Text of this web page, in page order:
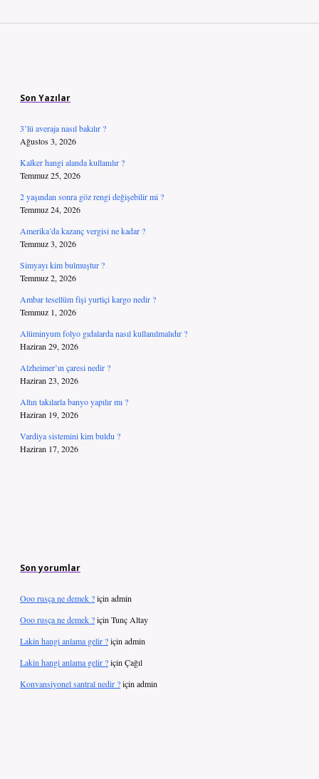
Son Yazılar
3’lü averaja nasıl bakılır ?
Ağustos 3, 2026
Kalker hangi alanda kullanılır ?
Temmuz 25, 2026
2 yaşından sonra göz rengi değişebilir mi ?
Temmuz 24, 2026
Amerika’da kazanç vergisi ne kadar ?
Temmuz 3, 2026
Simyayı kim bulmuştur ?
Temmuz 2, 2026
Ambar tesellüm fişi yurtiçi kargo nedir ?
Temmuz 1, 2026
Alüminyum folyo gıdalarda nasıl kullanılmalıdır ?
Haziran 29, 2026
Alzheimer’ın çaresi nedir ?
Haziran 23, 2026
Altın takılarla banyo yapılır mı ?
Haziran 19, 2026
Vardiya sistemini kim buldu ?
Haziran 17, 2026
Son yorumlar
Ooo rusça ne demek ?için admin
Ooo rusça ne demek ?için Tunç Altay
Lakin hangi anlama gelir ?için admin
Lakin hangi anlama gelir ?için Çağıl
Konvansiyonel santral nedir ?için admin